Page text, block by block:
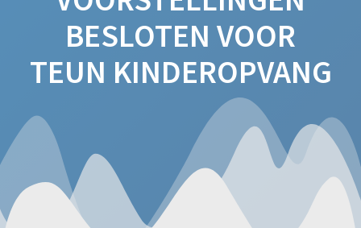
BESLOTEN VOOR
TEUN KINDEROPVANG